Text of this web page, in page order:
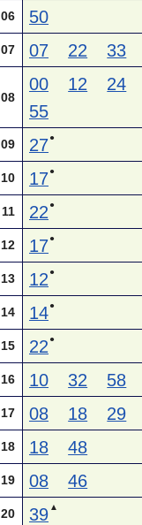
06 50
07 07 22 33
08
00 12 24
55
09 27●
10 17●
11 22 ●
12 17●
13 12 ●
14 14●
15 22 ●
16 10 32 58
17 08 18 29
18 18 48
19 08 46
20 39 ▲